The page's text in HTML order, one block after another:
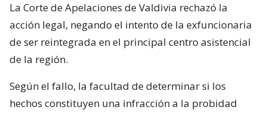
La Corte de Apelaciones de Valdivia rechazó la
acción legal, negando el intento de la exfuncionaria
de ser reintegrada en el principal centro asistencial
de la región.
Según el fallo, la facultad de determinar si los
hechos constituyen una infracción a la probidad